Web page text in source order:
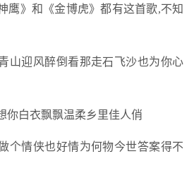
鹰》和《金博虎》都有这首歌,不知
山迎风醉倒看那走石飞沙也为你心
你白衣飘飘温柔乡里佳人俏
个情侠也好情为何物今世答案得不